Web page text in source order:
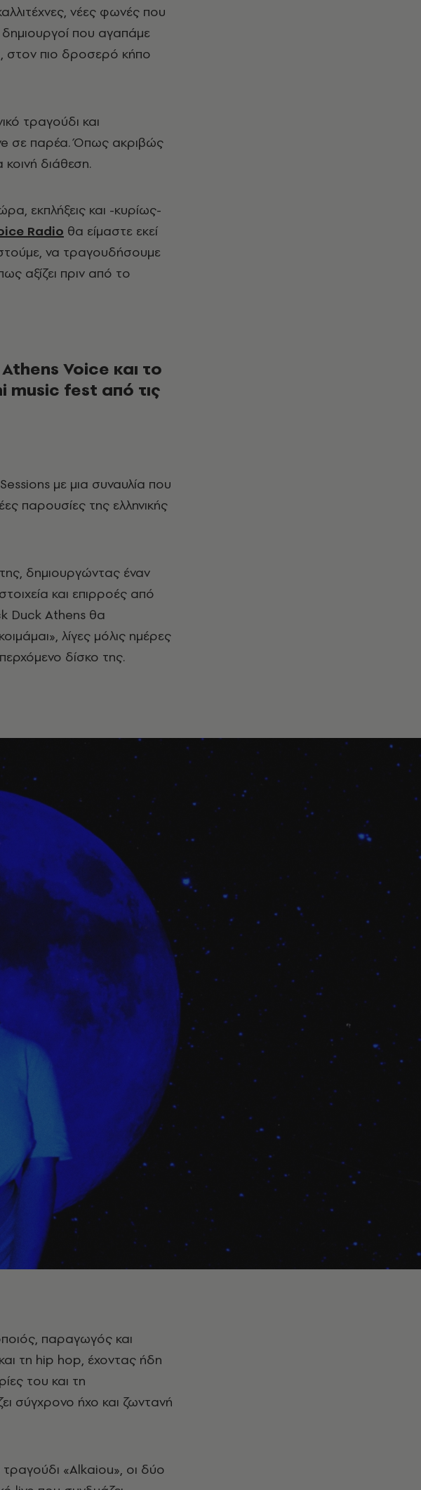
νέες φωνές που
που αγαπάμε
στον πιο δροσερό κήπο
τραγούδι και
σε παρέα. Όπως ακριβώς
κοινή διάθεση.
εκπλήξεις και -κυρίως-
Radio θα είμαστε εκεί
να τραγουδήσουμε
αξίζει πριν από το
Voice και το
music fest από τις
παρουσίες της ελληνικής
δημιουργώντας έναν
και επιρροές από
Duck Athens θα
λίγες μόλις ημέρες
δίσκο της.
τη hip hop, έχοντας ήδη
του και τη
σύγχρονο ήχο και ζωντανή
«Alkaiou», οι δύο